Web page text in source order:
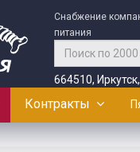
Снабжение
питания
664510,
Контракты